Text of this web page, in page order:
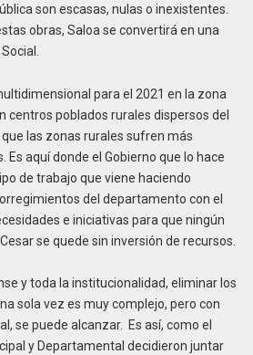
son escasas, nulas o inexistentes.
obras, Saloa se convertirá en una
para el 2021 en la zona
centros poblados rurales dispersos del
las zonas rurales sufren más
Es aquí donde el Gobierno que lo hace
de trabajo que viene haciendo
del departamento con el
e iniciativas para que ningún
se quede sin inversión de recursos.
y toda la institucionalidad, eliminar los
sola vez es muy complejo, pero con
se puede alcanzar. Es así, como el
y Departamental decidieron juntar